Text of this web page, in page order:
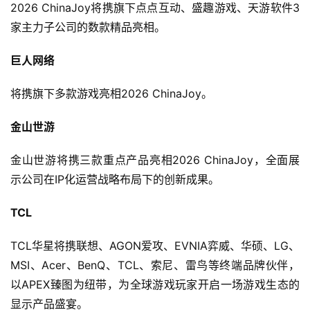
戏
业
机
戏
单
机
戏
闲
游
戏
2026 ChinaJoy将携旗下点点互动、盛趣游戏、天游软件3
家主力子公司的数款精品亮相。
巨人网络
将携旗下多款游戏亮相2026 ChinaJoy。
金山世游
金山世游将携三款重点产品亮相2026 ChinaJoy，全面展
示公司在IP化运营战略布局下的创新成果。
TCL
TCL华星将携联想、AGON爱攻、EVNIA弈威、华硕、LG、
MSI、Acer、BenQ、TCL、索尼、雷鸟等终端品牌伙伴，
以APEX臻图为纽带，为全球游戏玩家开启一场游戏生态的
显示产品盛宴。